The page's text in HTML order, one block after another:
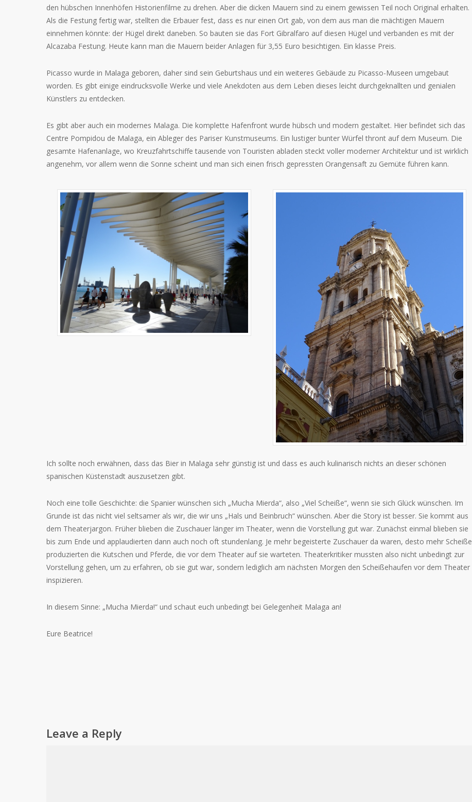
den hübschen Innenhöfen Historienfilme zu drehen. Aber die dicken Mauern sind zu einem gewissen Teil noch Original erhalten.
Als die Festung fertig war, stellten die Erbauer fest, dass es nur einen Ort gab, von dem aus man die mächtigen Mauern
einnehmen könnte: der Hügel direkt daneben. So bauten sie das Fort Gibralfaro auf diesen Hügel und verbanden es mit der
Alcazaba Festung. Heute kann man die Mauern beider Anlagen für 3,55 Euro besichtigen. Ein klasse Preis.
Picasso wurde in Malaga geboren, daher sind sein Geburtshaus und ein weiteres Gebäude zu Picasso-Museen umgebaut
worden. Es gibt einige eindrucksvolle Werke und viele Anekdoten aus dem Leben dieses leicht durchgeknallten und genialen
Künstlers zu entdecken.
Es gibt aber auch ein modernes Malaga. Die komplette Hafenfront wurde hübsch und modern gestaltet. Hier befindet sich das
Centre Pompidou de Malaga, ein Ableger des Pariser Kunstmuseums. Ein lustiger bunter Würfel thront auf dem Museum. Die
gesamte Hafenanlage, wo Kreuzfahrtschiffe tausende von Touristen abladen steckt voller moderner Architektur und ist wirklich
angenehm, vor allem wenn die Sonne scheint und man sich einen frisch gepressten Orangensaft zu Gemüte führen kann.
Ich sollte noch erwähnen, dass das Bier in Malaga sehr günstig ist und dass es auch kulinarisch nichts an dieser schönen
spanischen Küstenstadt auszusetzen gibt.
Noch eine tolle Geschichte: die Spanier wünschen sich „Mucha Mierda“, also „Viel Scheiße“, wenn sie sich Glück wünschen. Im
Grunde ist das nicht viel seltsamer als wir, die wir uns „Hals und Beinbruch“ wünschen. Aber die Story ist besser. Sie kommt aus
dem Theaterjargon. Früher blieben die Zuschauer länger im Theater, wenn die Vorstellung gut war. Zunächst einmal blieben sie
bis zum Ende und applaudierten dann auch noch oft stundenlang. Je mehr begeisterte Zuschauer da waren, desto mehr Scheiße
produzierten die Kutschen und Pferde, die vor dem Theater auf sie warteten. Theaterkritiker mussten also nicht unbedingt zur
Vorstellung gehen, um zu erfahren, ob sie gut war, sondern lediglich am nächsten Morgen den Scheißehaufen vor dem Theater
inspizieren.
In diesem Sinne: „Mucha Mierda!“ und schaut euch unbedingt bei Gelegenheit Malaga an!
Eure Beatrice!
Leave a Reply